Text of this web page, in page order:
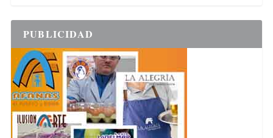
PUBLICIDAD